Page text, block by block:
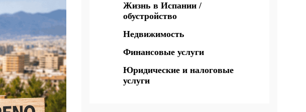
Жизнь в Испании /
обустройство
Недвижимость
Финансовые услуги
Юридические и налоговые
услуги